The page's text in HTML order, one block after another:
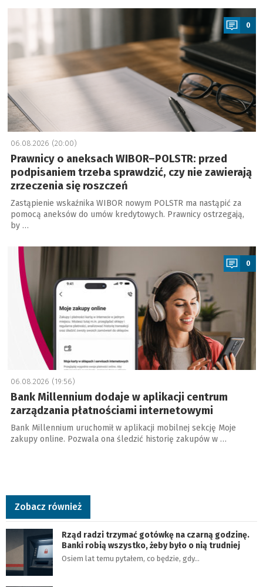
a
0
06.08.2026 (20:00)
Prawnicy o aneksach WIBOR–POLSTR: przed
podpisaniem trzeba sprawdzić, czy nie zawierają
zrzeczenia się roszczeń
Zastąpienie wskaźnika WIBOR nowym POLSTR ma nastąpić za
pomocą aneksów do umów kredytowych. Prawnicy ostrzegają,
by …
0
06.08.2026 (19:56)
Bank Millennium dodaje w aplikacji centrum
zarządzania płatnościami internetowymi
Bank Millennium uruchomił w aplikacji mobilnej sekcję Moje
zakupy online. Pozwala ona śledzić historię zakupów w …
Zobacz również
Rząd radzi trzymać gotówkę na czarną godzinę.
Banki robią wszystko, żeby było o nią trudniej
Osiem lat temu pytałem, co będzie, gdy…